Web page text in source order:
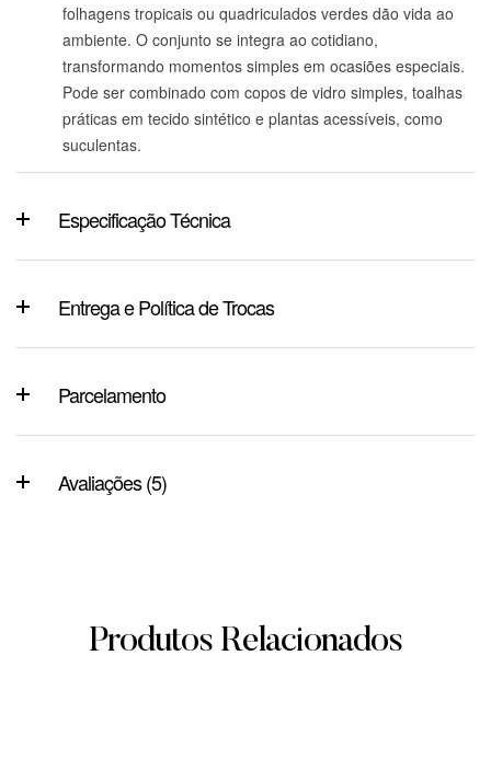
folhagens tropicais ou quadriculados verdes dão vida ao
ambiente. O conjunto se integra ao cotidiano,
transformando momentos simples em ocasiões especiais.
Pode ser combinado com copos de vidro simples, toalhas
práticas em tecido sintético e plantas acessíveis, como
suculentas.
Especificação Técnica
Entrega e Política de Trocas
Parcelamento
Avaliações (5)
Produtos Relacionados